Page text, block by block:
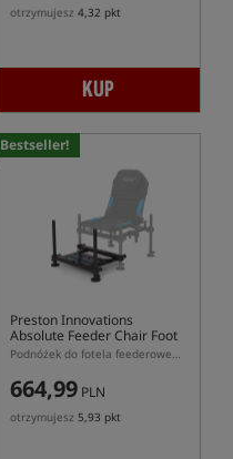
otrzymujesz 4,32 pkt
KUP
Bestseller!
Preston Innovations
Absolute Feeder Chair Foot
Platform
Podnóżek do fotela feederowego Absolute Feeder Chair
664,99 PLN
otrzymujesz 5,93 pkt